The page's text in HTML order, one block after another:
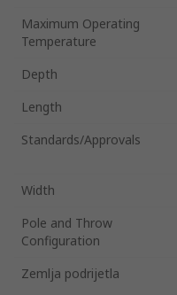
Maximum Operating
Temperature
Depth
Length
Standards/Approvals
Width
Pole and Throw
Configuration
Zemlja podrijetla